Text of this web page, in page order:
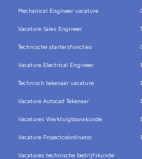
Mechanical Engineer vacature
Vacature Sales Engineer
Technische startersfuncties
Vacature Electrical Engineer
Technisch tekenaar vacature
Vacature Autocad Tekenaar
Vacatures Werktuigbouwkunde
Vacature Projectcoördinator
Vacatures technische bedrijfskunde